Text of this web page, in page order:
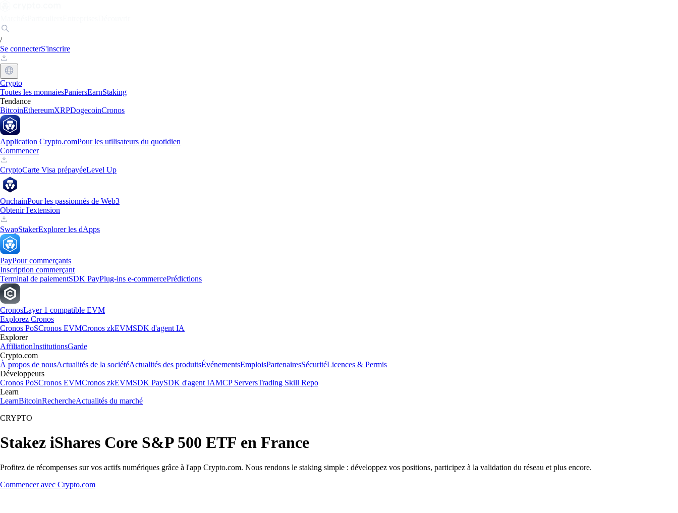
/
Se connecterS'inscrire
Crypto
Toutes les monnaiesPaniersEarnStaking
Tendance
BitcoinEthereumXRPDogecoinCronos
Application Crypto.comPour les utilisateurs du quotidien
Commencer
CryptoCarte Visa prépayéeLevel Up
OnchainPour les passionnés de Web3
Obtenir l'extension
SwapStakerExplorer les dApps
PayPour commerçants
Inscription commerçant
Terminal de paiementSDK PayPlug-ins e-commercePrédictions
CronosLayer 1 compatible EVM
Explorez Cronos
Cronos PoSCronos EVMCronos zkEVMSDK d'agent IA
Explorer
AffiliationInstitutionsGarde
Crypto.com
À propos de nousActualités de la sociétéActualités des produitsÉvénementsEmploisPartenairesSécuritéLicences & Permis
Développeurs
Cronos PoSCronos EVMCronos zkEVMSDK PaySDK d'agent IAMCP ServersTrading Skill Repo
Learn
LearnBitcoinRechercheActualités du marché
CRYPTO
Stakez iShares Core S&P 500 ETF en France
Profitez de récompenses sur vos actifs numériques grâce à l'app Crypto.com. Nous rendons le staking simple : développez vos positions, participez à la validation du réseau et plus encore.
Commencer avec Crypto.com